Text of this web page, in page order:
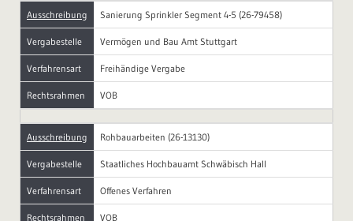
Ausschreibung Sanierung Sprinkler Segment 4-5 (26-79458)
Vergabestelle Vermögen und Bau Amt Stuttgart
Verfahrensart Freihändige Vergabe
Rechtsrahmen VOB
Ausschreibung Rohbauarbeiten (26-13130)
Vergabestelle Staatliches Hochbauamt Schwäbisch Hall
Verfahrensart Offenes Verfahren
Rechtsrahmen VOB